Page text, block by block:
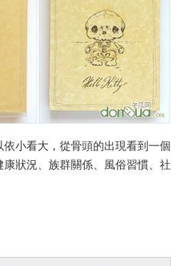
小看大，從骨頭的出現看到一個
狀況、族群關係、風俗習慣、社